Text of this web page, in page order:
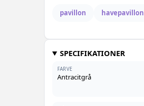
pavillon
havepavillon
SPECIFIKATIONER
FARVE
Antracitgrå